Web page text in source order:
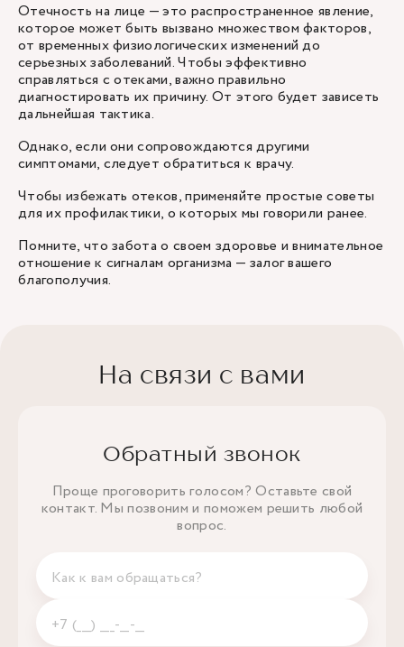
Отечность на лице — это распространенное явление,
которое может быть вызвано множеством факторов,
от временных физиологических изменений до
серьезных заболеваний. Чтобы эффективно
справляться с отеками, важно правильно
диагностировать их причину. От этого будет зависеть
дальнейшая тактика.
Однако, если они сопровождаются другими
симптомами, следует обратиться к врачу.
Чтобы избежать отеков, применяйте простые советы
для их профилактики, о которых мы говорили ранее.
Помните, что забота о своем здоровье и внимательное
отношение к сигналам организма — залог вашего
благополучия.
На связи с вами
Обратный звонок
Проще проговорить голосом? Оставьте свой
контакт. Мы позвоним и поможем решить любой
вопрос.